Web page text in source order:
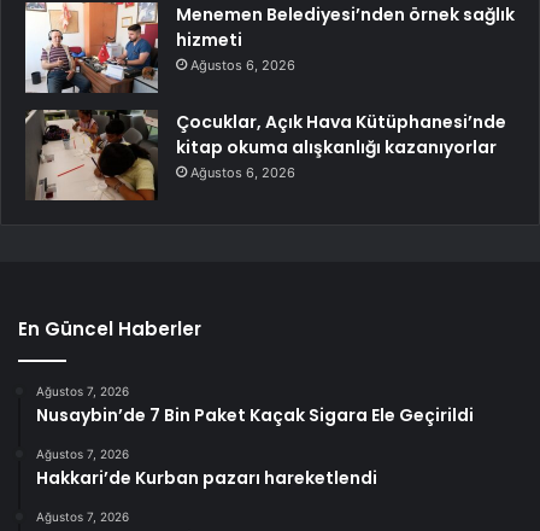
Menemen Belediyesi’nden örnek sağlık
hizmeti
Ağustos 6, 2026
Çocuklar, Açık Hava Kütüphanesi’nde
kitap okuma alışkanlığı kazanıyorlar
Ağustos 6, 2026
En Güncel Haberler
Ağustos 7, 2026
Nusaybin’de 7 Bin Paket Kaçak Sigara Ele Geçirildi
Ağustos 7, 2026
Hakkari’de Kurban pazarı hareketlendi
Ağustos 7, 2026